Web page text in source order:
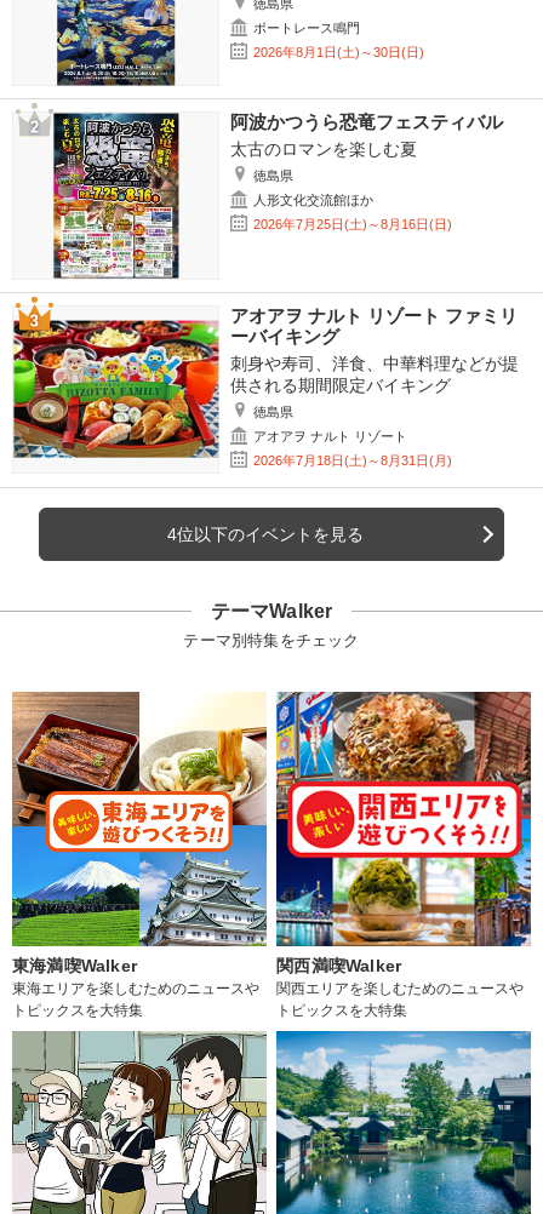
徳島県
ボートレース鳴門
2026年8月1日(土)～30日(日)
阿波かつうら恐竜フェスティバル
太古のロマンを楽しむ夏
徳島県
人形文化交流館ほか
2026年7月25日(土)～8月16日(日)
アオアヲ ナルト リゾート ファミリ
ーバイキング
刺身や寿司、洋食、中華料理などが提
供される期間限定バイキング
徳島県
アオアヲ ナルト リゾート
2026年7月18日(土)～8月31日(月)
4位以下のイベントを見る
テーマWalker
テーマ別特集をチェック
東海満喫Walker
東海エリアを楽しむためのニュースや
トピックスを大特集
関西満喫Walker
関西エリアを楽しむためのニュースや
トピックスを大特集